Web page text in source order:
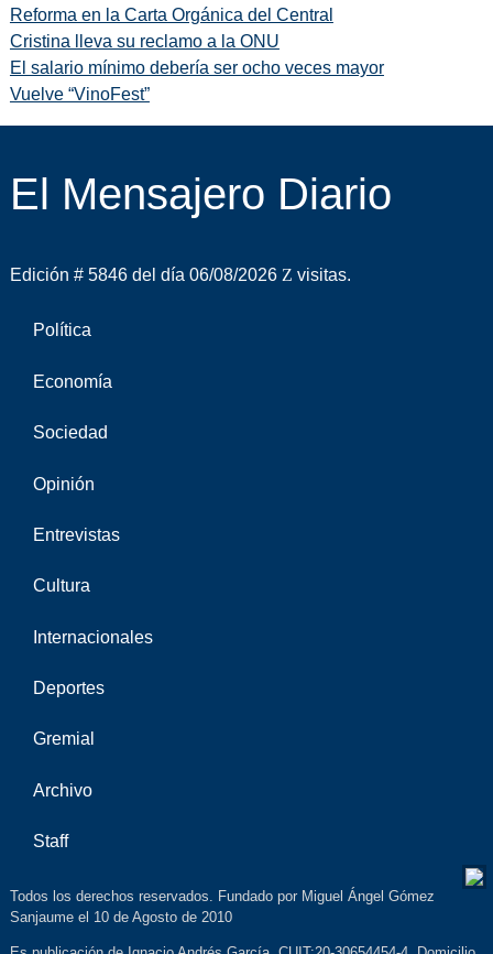
Reforma en la Carta Orgánica del Central
Cristina lleva su reclamo a la ONU
El salario mínimo debería ser ocho veces mayor
Vuelve “VinoFest”
El Mensajero Diario
Edición # 5846 del día 06/08/2026 visitas.
Política
Economía
Sociedad
Opinión
Entrevistas
Cultura
Internacionales
Deportes
Gremial
Archivo
Staff
Todos los derechos reservados. Fundado por Miguel Ángel Gómez
Sanjaume el 10 de Agosto de 2010